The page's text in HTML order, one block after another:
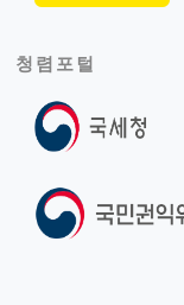
청렴포털